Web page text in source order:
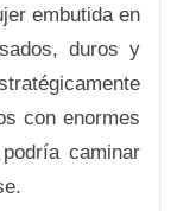
embutida en
duros y
con enormes
caminar